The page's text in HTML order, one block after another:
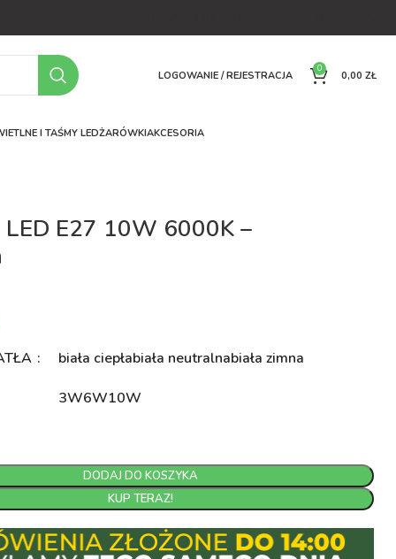
LOGOWANIE / REJESTRACJA
0
0,00 ZŁ
I TAŚMY LEDŻARÓWKIAKCESORIA
E27 10W 6000K –
biała ciepłabiała neutralnabiała zimna
3W6W10W
DODAJ DO KOSZYKA
KUP TERAZ!